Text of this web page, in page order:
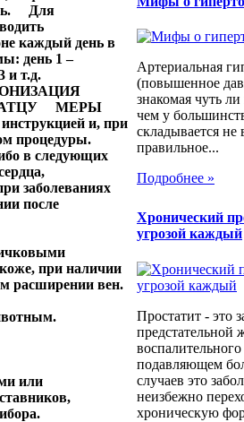
Для
каждый день в
день 1 –
и т.д.
МЕРЫ
и, при
процедуры.
в следующих
заболеваниях
после
при наличии
расширении вен.
или
Артериальная
(повышенное
знакомая чуть
чем у
складывается не
правильное...
Подробнее »
Хронический
угрозой каждый
Простатит - это
предстательной
подавляющем
случаев это
неизбежно
хроническую